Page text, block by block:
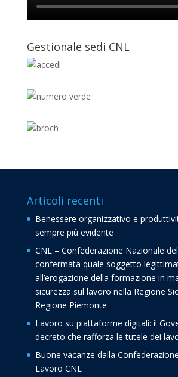
Gestionale sedi CNL
Articoli recenti
Benessere organizzativo e
sempre più evidente
CNL – Confederazione Nazionale
confermata quale soggetto
all’erogazione della formazione in
sicurezza sul lavoro nella Regione
Regione Piemonte
Lavoro su piattaforme digitali: il
decreto che rafforza le tutele dei
Buone vacanze dalla
Lavoro CNL